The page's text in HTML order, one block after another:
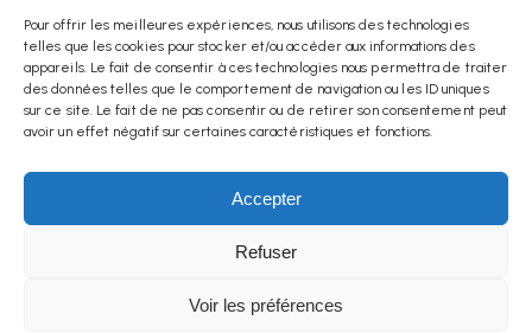
Pour offrir les meilleures expériences, nous utilisons des technologies
telles que les cookies pour stocker et/ou accéder aux informations des
appareils. Le fait de consentir à ces technologies nous permettra de traiter
des données telles que le comportement de navigation ou les ID uniques
sur ce site. Le fait de ne pas consentir ou de retirer son consentement peut
avoir un effet négatif sur certaines caractéristiques et fonctions.
Accepter
Refuser
Voir les préférences
tourisme
Politique de confidentialité Conditions générales de ventes